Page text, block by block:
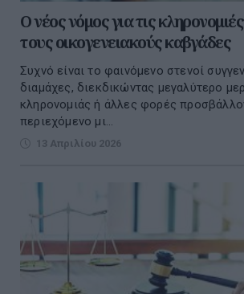
Ο νέος νόμος για τις
τους οικογενειακούς καβγάδες
Συχνό είναι το φαινόμενο στενοί
διαμάχες, διεκδικώντας μεγαλύτερο
κληρονομιάς ή άλλες φορές
περιεχόμενο μι...
13 Απριλίου 2026